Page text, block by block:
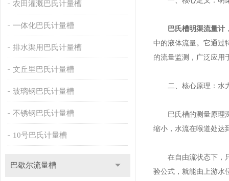
农田灌溉巴氏计量槽
一体化巴氏计量槽
排水渠用巴氏计量槽
文丘里巴氏计量槽
玻璃钢巴氏计量槽
不锈钢巴氏计量槽
10号巴氏计量槽
巴歇尔流量槽
巴氏槽明渠流量计
中的液体流量。它通过
的流量监测，广泛应用
二、核心原理：水
巴氏槽的测量原理深
缩小，水流在喉道处达
在自由流状态下，只
验公式，就能由上游水